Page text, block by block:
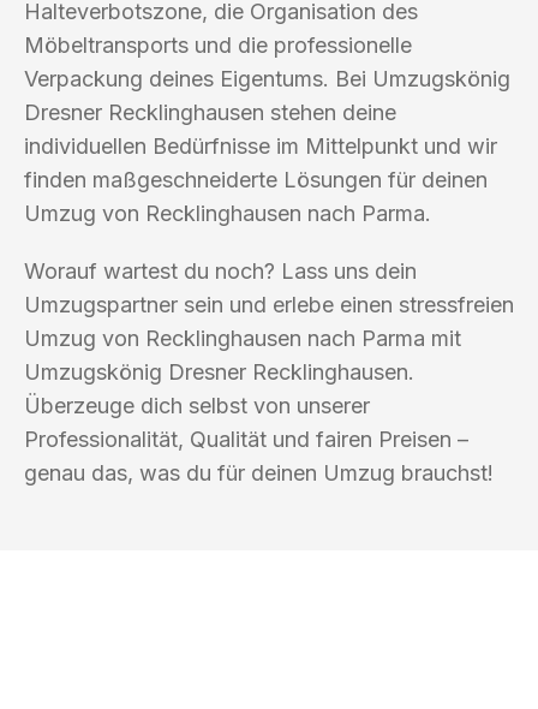
Halteverbotszone, die Organisation des
Möbeltransports und die professionelle
Verpackung deines Eigentums. Bei Umzugskönig
Dresner Recklinghausen stehen deine
individuellen Bedürfnisse im Mittelpunkt und wir
finden maßgeschneiderte Lösungen für deinen
Umzug von Recklinghausen nach Parma.
Worauf wartest du noch? Lass uns dein
Umzugspartner sein und erlebe einen stressfreien
Umzug von Recklinghausen nach Parma mit
Umzugskönig Dresner Recklinghausen.
Überzeuge dich selbst von unserer
Professionalität, Qualität und fairen Preisen –
genau das, was du für deinen Umzug brauchst!